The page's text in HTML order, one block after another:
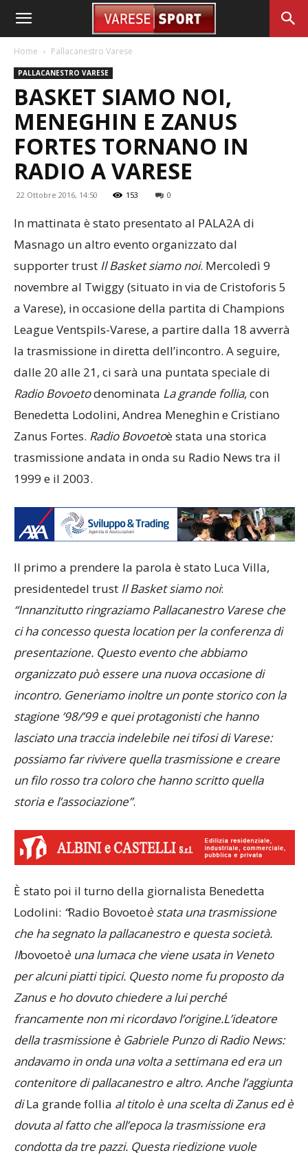
Home Pallacanestro Varese
PALLACANESTRO VARESE
BASKET SIAMO NOI,
MENEGHIN E ZANUS
FORTES TORNANO IN
RADIO A VARESE
22 Ottobre 2016, 14:50 153 0
In mattinata è stato presentato al PALA2A di
Masnago un altro evento organizzato dal
supporter trust Il Basket siamo noi. Mercoledì 9
novembre al Twiggy (situato in via de Cristoforis 5
a Varese), in occasione della partita di Champions
League Ventspils-Varese, a partire dalla 18 avverrà
la trasmissione in diretta dell’incontro. A seguire,
dalle 20 alle 21, ci sarà una puntata speciale di
Radio Bovoetodenominata La grande follia, con
Benedetta Lodolini, Andrea Meneghin e Cristiano
Zanus Fortes. Radio Bovoetoè stata una storica
trasmissione andata in onda su Radio News tra il
1999 e il 2003.
Il primo a prendere la parola è stato Luca Villa,
presidentedel trust Il Basket siamo noi:
“Innanzitutto ringraziamo Pallacanestro Varese che
ci ha concesso questa location per la conferenza di
presentazione. Questo evento che abbiamo
organizzato può essere una nuova occasione di
incontro. Generiamo inoltre un ponte storico con la
stagione ’98/’99 e quei protagonisti che hanno
lasciato una traccia indelebile nei tifosi di Varese:
possiamo far rivivere quella trasmissione e creare
un filo rosso tra coloro che hanno scritto quella
storia e l’associazione”.
È stato poi il turno della giornalista Benedetta
Lodolini: “Radio Bovoetoè stata una trasmissione
che ha segnato la pallacanestro e questa società.
Ilbovoetoè una lumaca che viene usata in Veneto
per alcuni piatti tipici. Questo nome fu proposto da
Zanus e ho dovuto chiedere a lui perché
francamente non mi ricordavo l’origine.L’ideatore
della trasmissione è Gabriele Punzo di Radio News:
andavamo in onda una volta a settimana ed era un
contenitore di pallacanestro e altro. Anche l’aggiunta
diLa grande follia al titolo è una scelta di Zanus ed è
dovuta al fatto che all’epoca la trasmissione era
condotta da tre pazzi. Questa riedizione vuole